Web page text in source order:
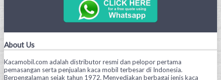
About Us
Kacamobil.com adalah distributor resmi dan pelopor pertama
pemasangan serta penjualan kaca mobil terbesar di Indonesia.
Berpengalaman sejak tahun 1972. Menyediakan berbagai jenis kaca